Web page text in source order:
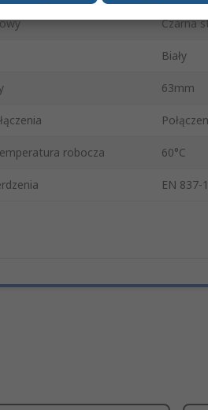
Czarna
Biały
63mm
robocza 60°C
EN 837-1